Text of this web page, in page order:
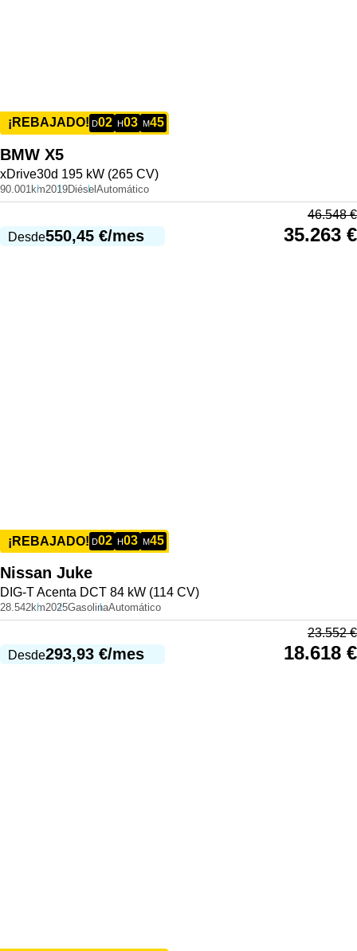
¡REBAJADO! D02 H03 M45
BMW X5
xDrive30d 195 kW (265 CV)
90.001km2019DiéselAutomático
Desde550,45 €/mes
46.548€
35.263 €
¡REBAJADO! D02 H03 M45
Nissan Juke
DIG-T Acenta DCT 84 kW (114 CV)
28.542km2025GasolinaAutomático
Desde293,93 €/mes
23.552€
18.618 €